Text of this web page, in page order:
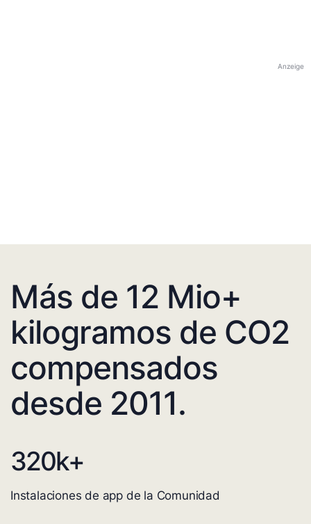
Anzeige
Más de 12 Mio+
kilogramos de CO2
compensados
desde 2011.
320k+
Instalaciones de app de la Comunidad